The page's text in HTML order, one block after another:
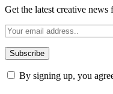
Get the latest creative news
By signing up, you